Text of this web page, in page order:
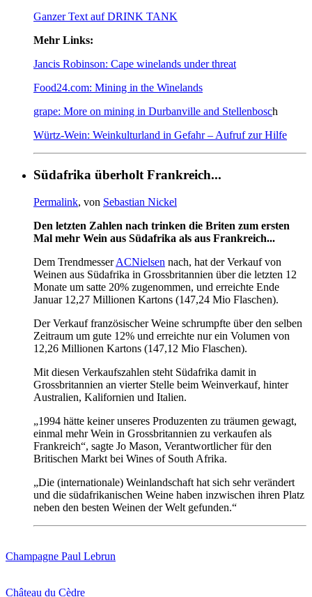
Ganzer Text auf DRINK TANK
Mehr Links:
Jancis Robinson: Cape winelands under threat
Food24.com: Mining in the Winelands
grape: More on mining in Durbanville and Stellenbosch
Würtz-Wein: Weinkulturland in Gefahr – Aufruf zur Hilfe
Südafrika überholt Frankreich...
Permalink, von Sebastian Nickel
Den letzten Zahlen nach trinken die Briten zum ersten
Mal mehr Wein aus Südafrika als aus Frankreich...
Dem TrendmesserACNielsen nach, hat der Verkauf von
Weinen aus Südafrika in Grossbritannien über die letzten 12
Monate um satte 20% zugenommen, und erreichte Ende
Januar 12,27 Millionen Kartons (147,24 Mio Flaschen).
Der Verkauf französischer Weine schrumpfte über den selben
Zeitraum um gute 12% und erreichte nur ein Volumen von
12,26 Millionen Kartons (147,12 Mio Flaschen).
Mit diesen Verkaufszahlen steht Südafrika damit in
Grossbritannien an vierter Stelle beim Weinverkauf, hinter
Australien, Kalifornien und Italien.
„1994 hätte keiner unseres Produzenten zu träumen gewagt,
einmal mehr Wein in Grossbritannien zu verkaufen als
Frankreich“, sagte Jo Mason, Verantwortlicher für den
Britischen Markt bei Wines of South Afrika.
„Die (internationale) Weinlandschaft hat sich sehr verändert
und die südafrikanischen Weine haben inzwischen ihren Platz
neben den besten Weinen der Welt gefunden.“
Champagne Paul Lebrun
Château du Cèdre